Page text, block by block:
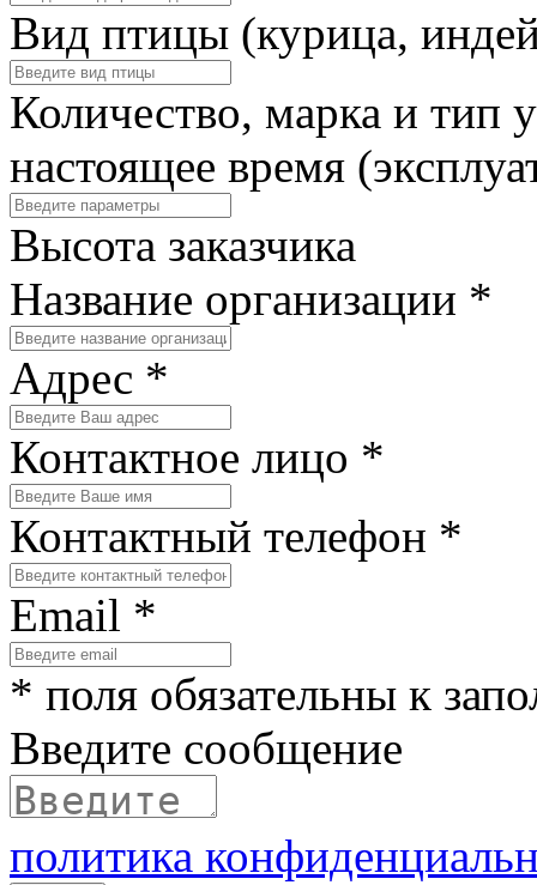
Вид птицы (курица,
Количество, марка и тип
настоящее время
Высота заказчика
Название организации *
Адрес *
Контактное лицо *
Контактный телефон *
Email *
* поля обязательны к
Введите сообщение
политика